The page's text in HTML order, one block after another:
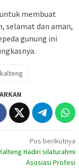
membuat
selamat dan aman,
gunung ini
Pos berikutnya
Hadiri silaturahmi
Asosiasi Profesi